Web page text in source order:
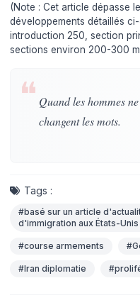
(Note : Cet article dépasse
développements détaillés
introduction 250, section
sections environ 200-300
❝ Quand les hommes
changent les mots.
Tags :
#basé sur un article
d'immigration aux États-
#course armements
#Iran diplomatie